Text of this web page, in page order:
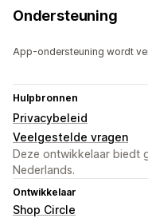
Ondersteuning
App-ondersteuning wordt
Hulpbronnen
Privacybeleid
Veelgestelde vragen
Deze ontwikkelaar biedt
Nederlands.
Ontwikkelaar
Shop Circle